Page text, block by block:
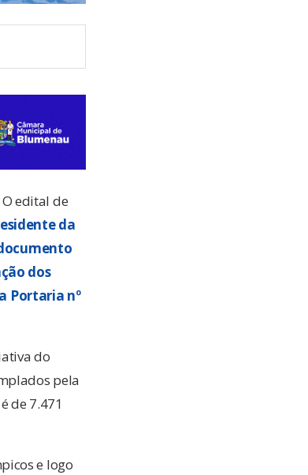
edital de
da
dos
Portaria nº
do
pela
de 7.471
e logo